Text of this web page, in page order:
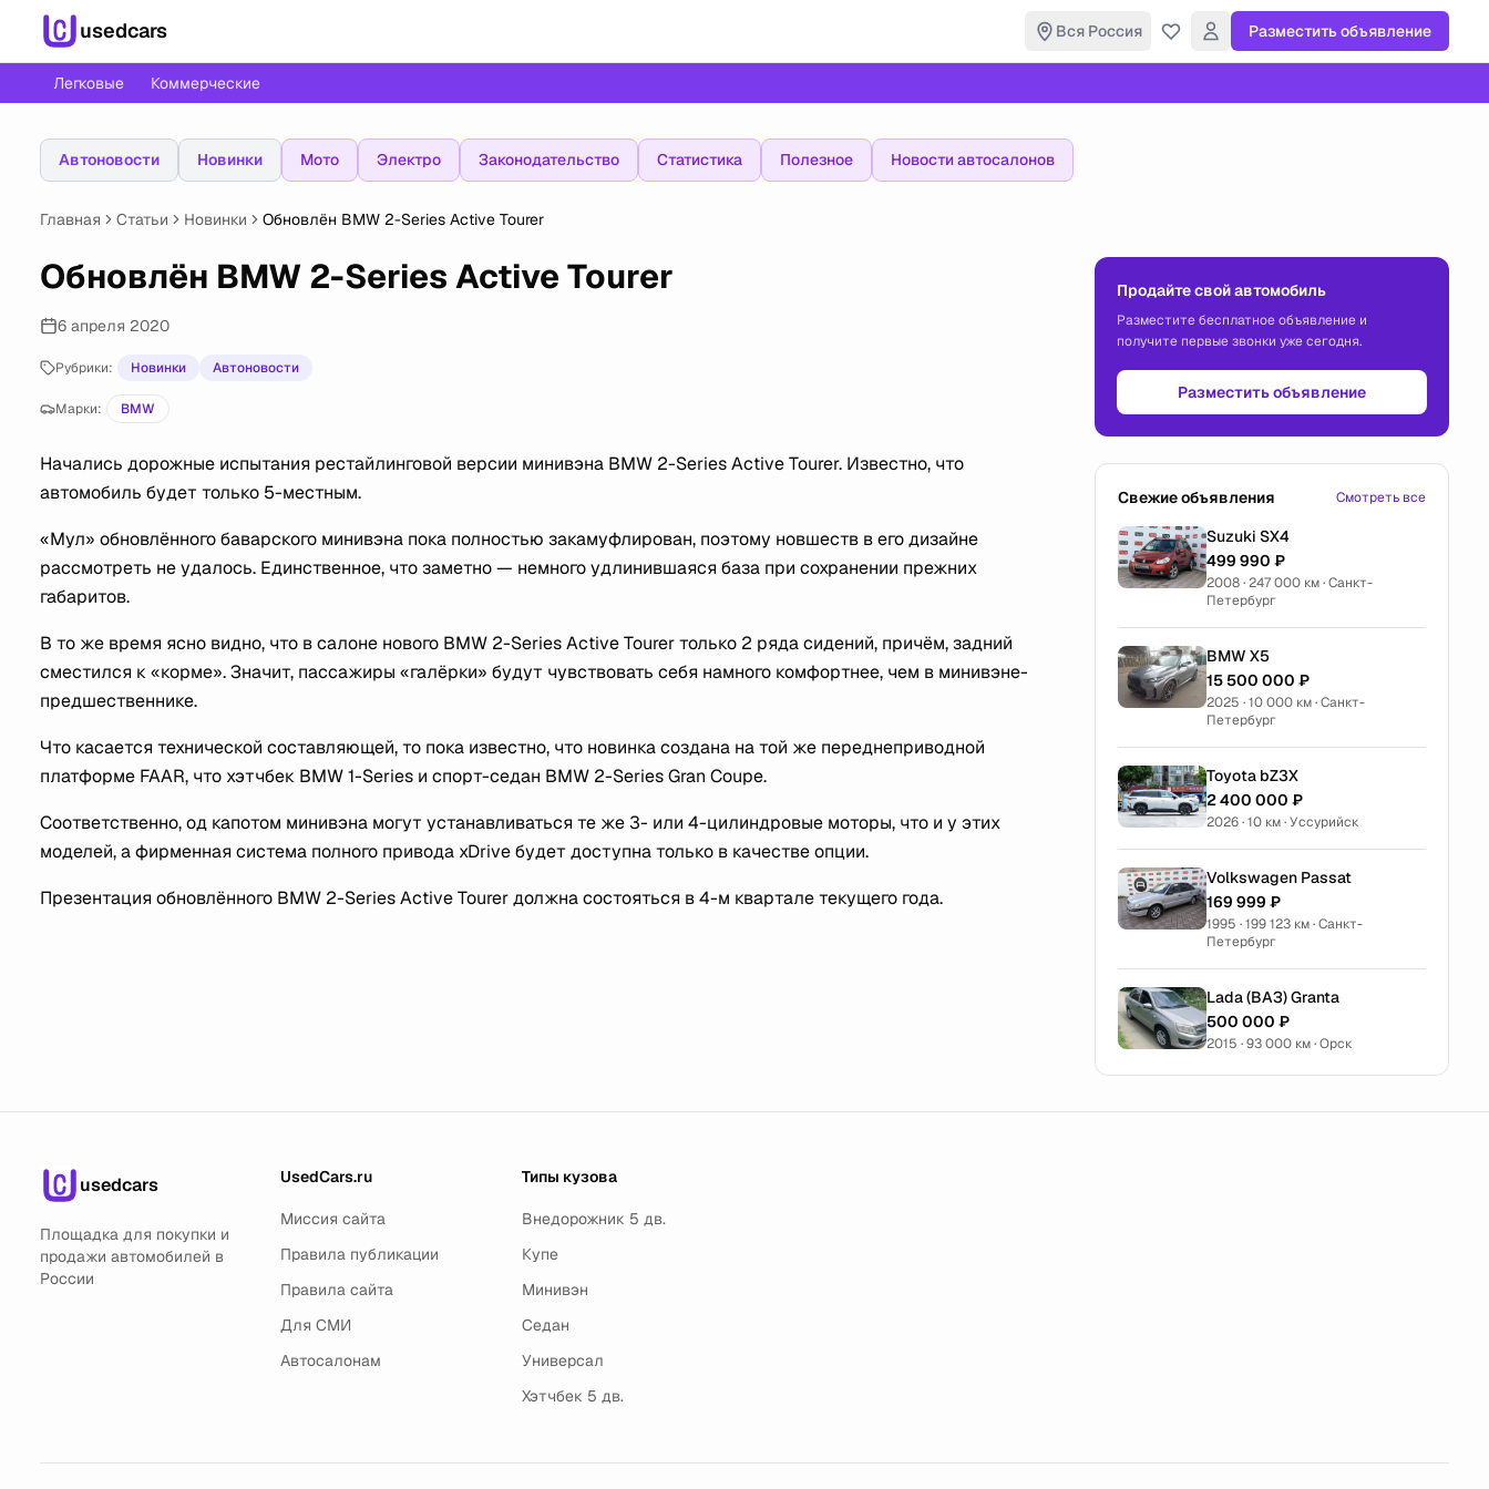
usedcars Вся Россия Разместить объявление
Легковые Коммерческие
Автоновости Новинки Мото Электро Законодательство Статистика Полезное Новости автосалонов
Главная Статьи Новинки Обновлён BMW 2-Series Active Tourer
Обновлён BMW 2-Series Active Tourer
6 апреля 2020
Рубрики: Новинки Автоновости
Марки: BMW
Начались дорожные испытания рестайлинговой версии минивэна BMW 2-Series Active Tourer. Известно, что
автомобиль будет только 5-местным.
«Мул» обновлённого баварского минивэна пока полностью закамуфлирован, поэтому новшеств в его дизайне
рассмотреть не удалось. Единственное, что заметно — немного удлинившаяся база при сохранении прежних
габаритов.
В то же время ясно видно, что в салоне нового BMW 2-Series Active Tourer только 2 ряда сидений, причём, задний
сместился к «корме». Значит, пассажиры «галёрки» будут чувствовать себя намного комфортнее, чем в минивэне-
предшественнике.
Что касается технической составляющей, то пока известно, что новинка создана на той же переднеприводной
платформе FAAR, что хэтчбек BMW 1-Series и спорт-седан BMW 2-Series Gran Coupe.
Соответственно, од капотом минивэна могут устанавливаться те же 3- или 4-цилиндровые моторы, что и у этих
моделей, а фирменная система полного привода xDrive будет доступна только в качестве опции.
Презентация обновлённого BMW 2-Series Active Tourer должна состояться в 4-м квартале текущего года.
Продайте свой автомобиль
Разместите бесплатное объявление и
получите первые звонки уже сегодня.
Разместить объявление
Свежие объявления Смотреть все
Suzuki SX4
499 990 ₽
2008 · 247 000 км · Санкт-
Петербург
BMW X5
15 500 000 ₽
2025 · 10 000 км · Санкт-
Петербург
Toyota bZ3X
2 400 000 ₽
2026 · 10 км · Уссурийск
Volkswagen Passat
169 999 ₽
1995 · 199 123 км · Санкт-
Петербург
Lada (ВАЗ) Granta
500 000 ₽
2015 · 93 000 км · Орск
usedcars
Площадка для покупки и
продажи автомобилей в
России
UsedCars.ru
Миссия сайта
Правила публикации
Правила сайта
Для СМИ
Автосалонам
Типы кузова
Внедорожник 5 дв.
Купе
Минивэн
Седан
Универсал
Хэтчбек 5 дв.